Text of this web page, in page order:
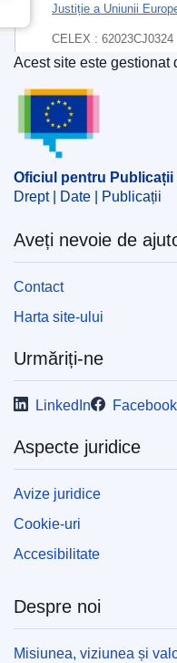
Justiție a Uniunii
CELEX : 62023CJ0324
ECLI :
Oficiul pentru
Acest site este gestionat
Oficiul pentru
Drept | Date | Publicații
Aveți nevoie de
Contact
Harta site-ului
Urmăriți-ne
LinkedIn Facebook
Aspecte juridice
Avize juridice
Cookie-uri
Accesibilitate
Despre noi
Misiunea, viziunea și